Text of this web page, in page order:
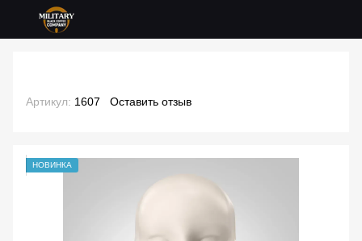
Артикул: 1607 Оставить отзыв
НОВИНКА